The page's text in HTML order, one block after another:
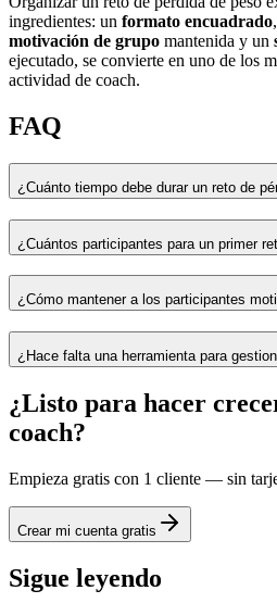
ingredientes: un formato encuadrado
motivación de grupo mantenida y un
ejecutado, se convierte en uno de los
actividad de coach.
FAQ
¿Cuánto tiempo debe durar un reto de
¿Cuántos participantes para un primer
¿Cómo mantener a los participantes
¿Hace falta una herramienta para
¿Listo para hacer
coach?
Empieza gratis con 1 cliente — sin
Crear mi cuenta gratis
Sigue leyendo